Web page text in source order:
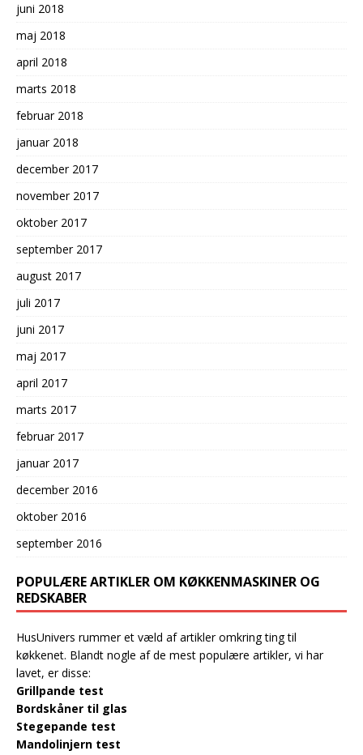
juni 2018
maj 2018
april 2018
marts 2018
februar 2018
januar 2018
december 2017
november 2017
oktober 2017
september 2017
august 2017
juli 2017
juni 2017
maj 2017
april 2017
marts 2017
februar 2017
januar 2017
december 2016
oktober 2016
september 2016
POPULÆRE ARTIKLER OM KØKKENMASKINER OG
REDSKABER
HusUnivers rummer et væld af artikler omkring ting til
køkkenet. Blandt nogle af de mest populære artikler, vi har
lavet, er disse:
Grillpande test
Bordskåner til glas
Stegepande test
Mandolinjern test